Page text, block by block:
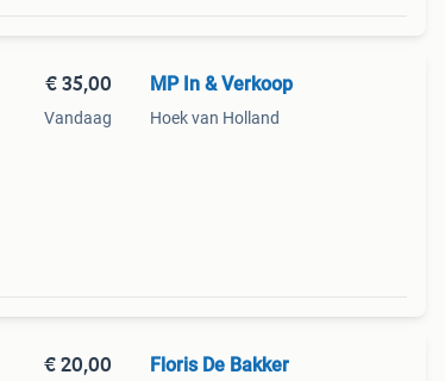
€ 35,00
Vandaag
MP In & Verkoop
Hoek van Holland
€ 20,00 Floris De Bakker